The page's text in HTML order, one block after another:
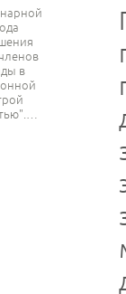
в